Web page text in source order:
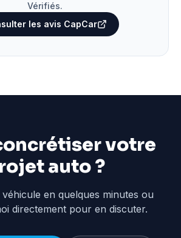
Vérifiés.
les avis CapCar
votre
auto ?
en quelques minutes ou
directement pour en discuter.